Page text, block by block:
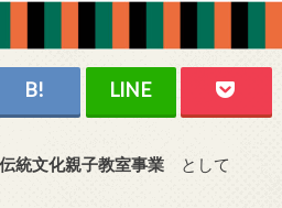
文化親子教室事業として